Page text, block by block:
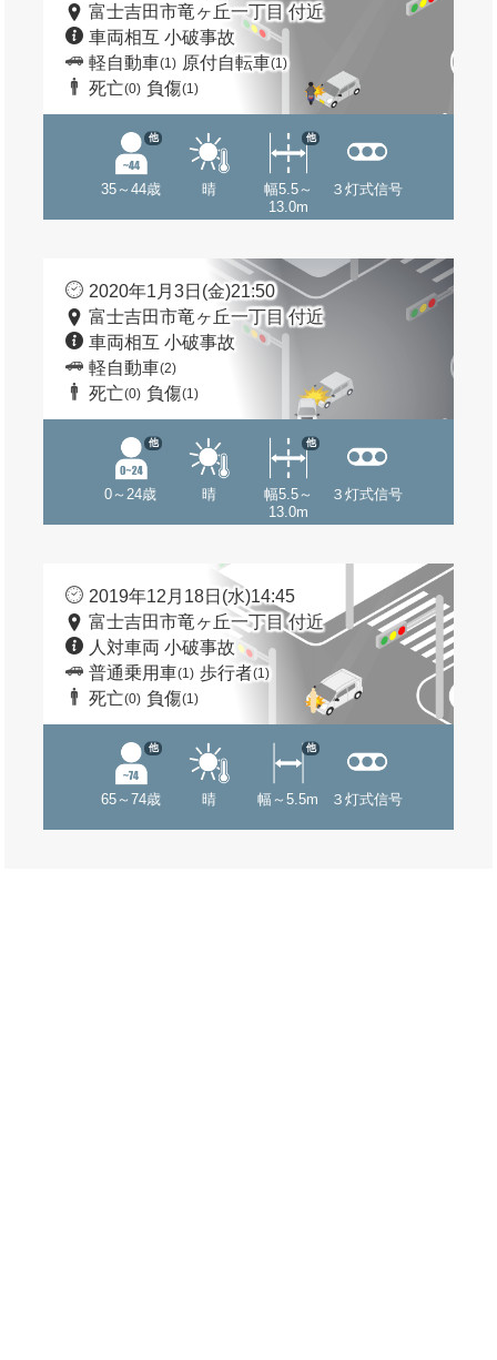
富士吉田市竜ヶ丘一丁目 付近
車両相互 小破事故
軽自動車(1) 原付自転車(1)
死亡(0) 負傷(1)
35～44歳
他
晴
幅5.5～
13.0m
他
３灯式信号
2020年1月3日(金)21:50
富士吉田市竜ヶ丘一丁目 付近
車両相互 小破事故
軽自動車(2)
死亡(0) 負傷(1)
0～24歳
他
晴
幅5.5～
13.0m
他
３灯式信号
2019年12月18日(水)14:45
富士吉田市竜ヶ丘一丁目 付近
人対車両 小破事故
普通乗用車(1) 歩行者(1)
死亡(0) 負傷(1)
65～74歳
他
晴 幅～5.5m
他
３灯式信号